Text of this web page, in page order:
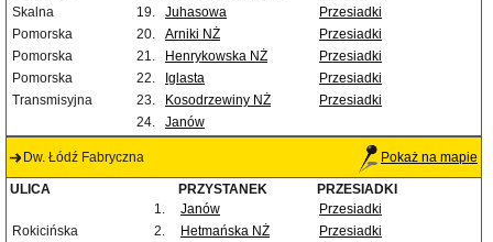
Skalna
19. Juhasowa
Przesiadki
Pomorska
20. Arniki NŻ
Przesiadki
Pomorska
21. Henrykowska NŻ
Przesiadki
Pomorska
22. Iglasta
Przesiadki
Transmisyjna
23. Kosodrzewiny NŻ
Przesiadki
24.
Janów
Dw. Łódź Fabryczna Pokaż na mapie
ULICA PRZYSTANEK
PRZESIADKI
1.
Janów
Przesiadki
Rokicińska
2. Hetmańska NŻ
Przesiadki